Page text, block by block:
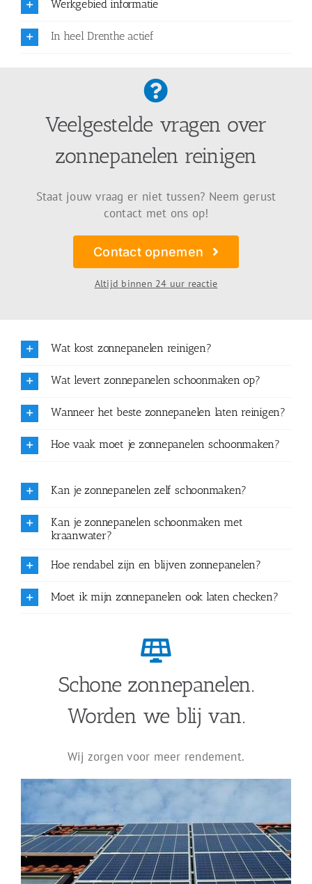
Werkgebied informatie
In heel Drenthe actief
Veelgestelde vragen over
zonnepanelen reinigen
Staat jouw vraag er niet tussen? Neem gerust
contact met ons op!
Contact opnemen
Altijd binnen 24 uur reactie
Wat kost zonnepanelen reinigen?
Wat levert zonnepanelen schoonmaken op?
Wanneer het beste zonnepanelen laten reinigen?
Hoe vaak moet je zonnepanelen schoonmaken?
Kan je zonnepanelen zelf schoonmaken?
Kan je zonnepanelen schoonmaken met
kraanwater?
Hoe rendabel zijn en blijven zonnepanelen?
Moet ik mijn zonnepanelen ook laten checken?
Schone zonnepanelen.
Worden we blij van.
Wij zorgen voor meer rendement.